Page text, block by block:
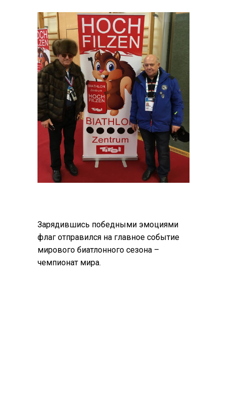
Зарядившись победными эмоциями
флаг отправился на главное событие
мирового биатлонного сезона –
чемпионат мира.